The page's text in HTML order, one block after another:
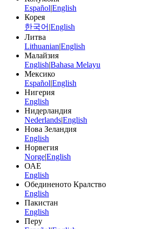
Español|English
Корея
한국어 |English
Литва
Lithuanian|English
Малайзия
English|Bahasa Melayu
Мексико
Español|English
Нигерия
English
Нидерландия
Nederlands|English
Нова Зеландия
English
Норвегия
Norge|English
ОАЕ
English
Обединеното Кралство
English
Пакистан
English
Перу